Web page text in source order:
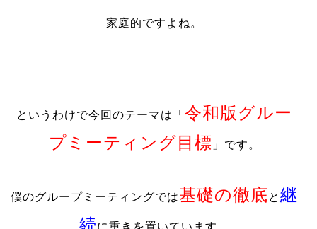
家庭的ですよね。
というわけで今回のテーマは「令和版グルー
プミーティング目標 」です。
僕のグループミーティングでは基礎の徹底 と継
続に重きを置いています。